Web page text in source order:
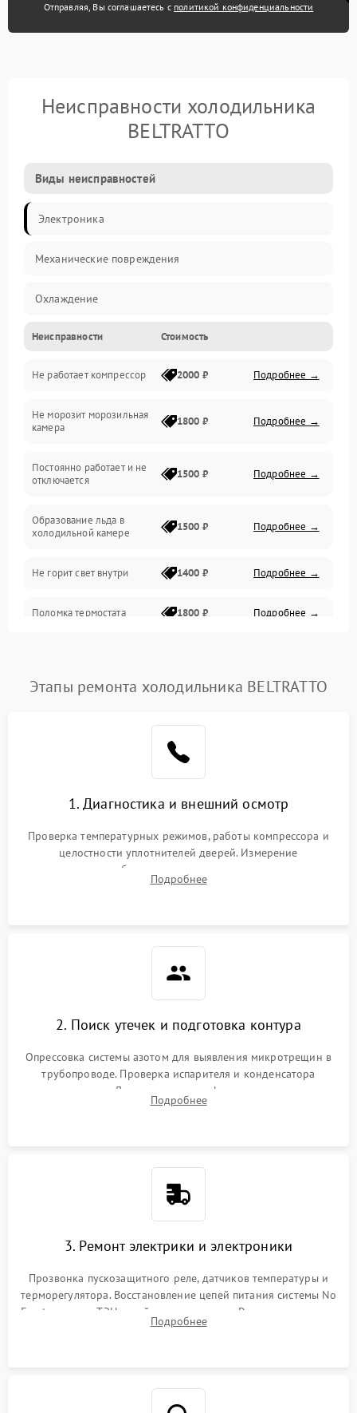
Отправляя, Вы соглашаетесь с политикой конфиденциальности
Неисправности холодильника
BELTRATTO
Виды неисправностей
Электроника
Механические повреждения
Охлаждение
Механика
Электропитание
Дренаж
Неисправности Стоимость
Не работает компрессор 2000 ₽ Подробнее →
Не морозит морозильная
камера
1800 ₽ Подробнее →
Постоянно работает и не
отключается
1500 ₽ Подробнее →
Образование льда в
холодильной камере
1500 ₽ Подробнее →
Не горит свет внутри 1400 ₽ Подробнее →
Поломка термостата 1800 ₽ Подробнее →
Поломка системы No Frost 2600 ₽ Подробнее →
работе
2000 ₽ Подробнее →
1000 ₽
1800 ₽
Этапы ремонта холодильника BELTRATTO
1. Диагностика и внешний осмотр
Проверка температурных режимов, работы компрессора и
целостности уплотнителей дверей. Измерение
сопротивления обмоток мотора, проверка термостата и
считывание кодов ошибок с электронного дисплея.
Подробнее
2. Поиск утечек и подготовка контура
Опрессовка системы азотом для выявления микротрещин в
трубопроводе. Проверка испарителя и конденсатора
течеискателем. Демонтаж старого фильтра-осушителя и
продувка капиллярной трубки для устранения засоров.
Подробнее
3. Ремонт электрики и электроники
Прозвонка пускозащитного реле, датчиков температуры и
терморегулятора. Восстановление цепей питания системы No
Frost, включая ТЭН оттайки и вентилятор. Ремонт или замена
платы управления при сбоях алгоритмов.
Подробнее